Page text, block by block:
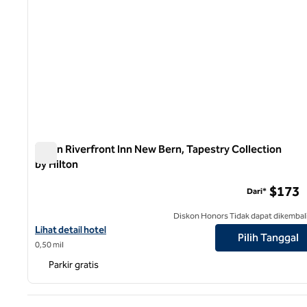
Tryon Riverfront Inn New Bern, Tapestry Collection
by Hilton
Lihat detail hotel untuk Tryon Riverfront Inn New Bern, Tapestry
Lihat detail hotel
0,50 mil
Dari* $173
Diskon Honors Tidak dapat
Pilih Tanggal
Parkir gratis